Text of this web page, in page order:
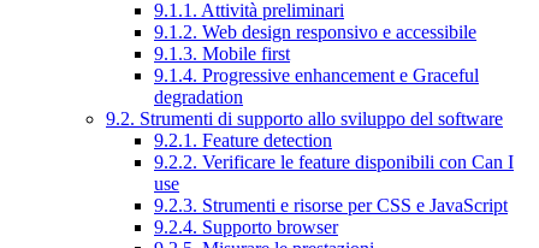
9.1.1. Attività preliminari
9.1.2. Web design responsivo e accessibile
9.1.3. Mobile first
9.1.4. Progressive enhancement e Graceful
degradation
9.2. Strumenti di supporto allo sviluppo del software
9.2.1. Feature detection
9.2.2. Verificare le feature disponibili con Can I
use
9.2.3. Strumenti e risorse per CSS e JavaScript
9.2.4. Supporto browser